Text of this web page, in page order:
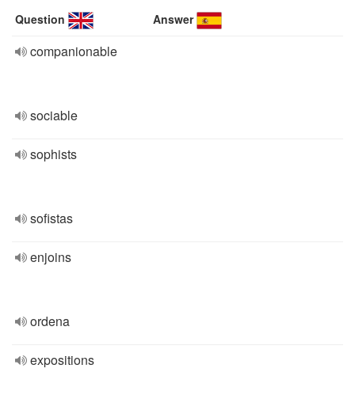
Question Answer
companionable
sociable
sophists
sofistas
enjoins
ordena
expositions